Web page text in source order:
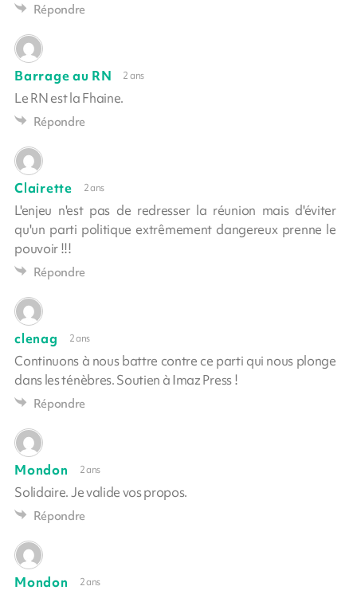
Répondre
Barrage au RN 2 ans
Le RN est la Fhaine.
Répondre
Clairette 2 ans
L'enjeu n'est pas de redresser la réunion mais d'éviter
qu'un parti politique extrêmement dangereux prenne le
pouvoir !!!
Répondre
clenag 2 ans
Continuons à nous battre contre ce parti qui nous plonge
dans les ténèbres. Soutien à Imaz Press !
Répondre
Mondon 2 ans
Solidaire. Je valide vos propos.
Répondre
Mondon 2 ans